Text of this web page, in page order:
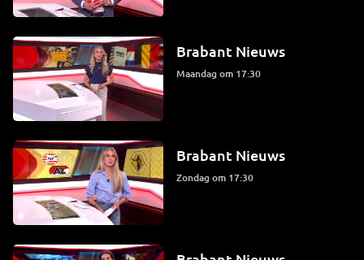
Brabant Nieuws
maandag om 17:30
Brabant Nieuws
zondag om 17:30